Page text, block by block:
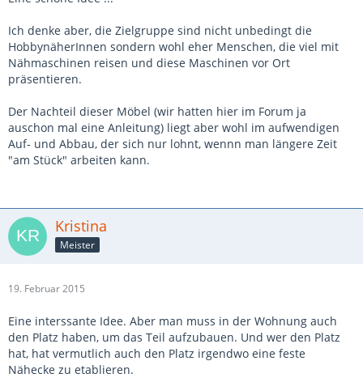
Ich denke aber, die Zielgruppe sind nicht unbedingt die
HobbynäherInnen sondern wohl eher Menschen, die viel mit
Nähmaschinen reisen und diese Maschinen vor Ort
präsentieren.
Der Nachteil dieser Möbel (wir hatten hier im Forum ja
auschon mal eine Anleitung) liegt aber wohl im aufwendigen
Auf- und Abbau, der sich nur lohnt, wennn man längere Zeit
"am Stück" arbeiten kann.
Kristina
Meister
19. Februar 2015
Eine interssante Idee. Aber man muss in der Wohnung auch
den Platz haben, um das Teil aufzubauen. Und wer den Platz
hat, hat vermutlich auch den Platz irgendwo eine feste
Nähecke zu etablieren.